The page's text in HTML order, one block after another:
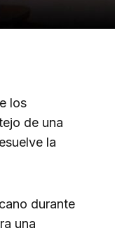
los
de una
la
durante
una